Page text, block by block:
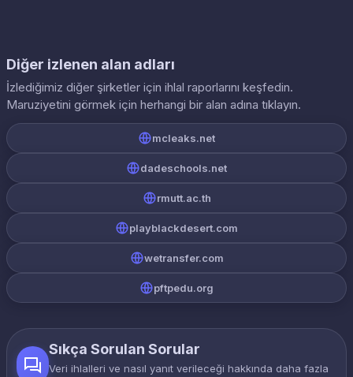
Diğer izlenen alan adları
İzlediğimiz diğer şirketler için ihlal raporlarını keşfedin.
Maruziyetini görmek için herhangi bir alan adına tıklayın.
mcleaks.net
dadeschools.net
rmutt.ac.th
playblackdesert.com
wetransfer.com
pftpedu.org
Sıkça Sorulan Sorular
Veri ihlalleri ve nasıl yanıt verileceği hakkında daha fazla